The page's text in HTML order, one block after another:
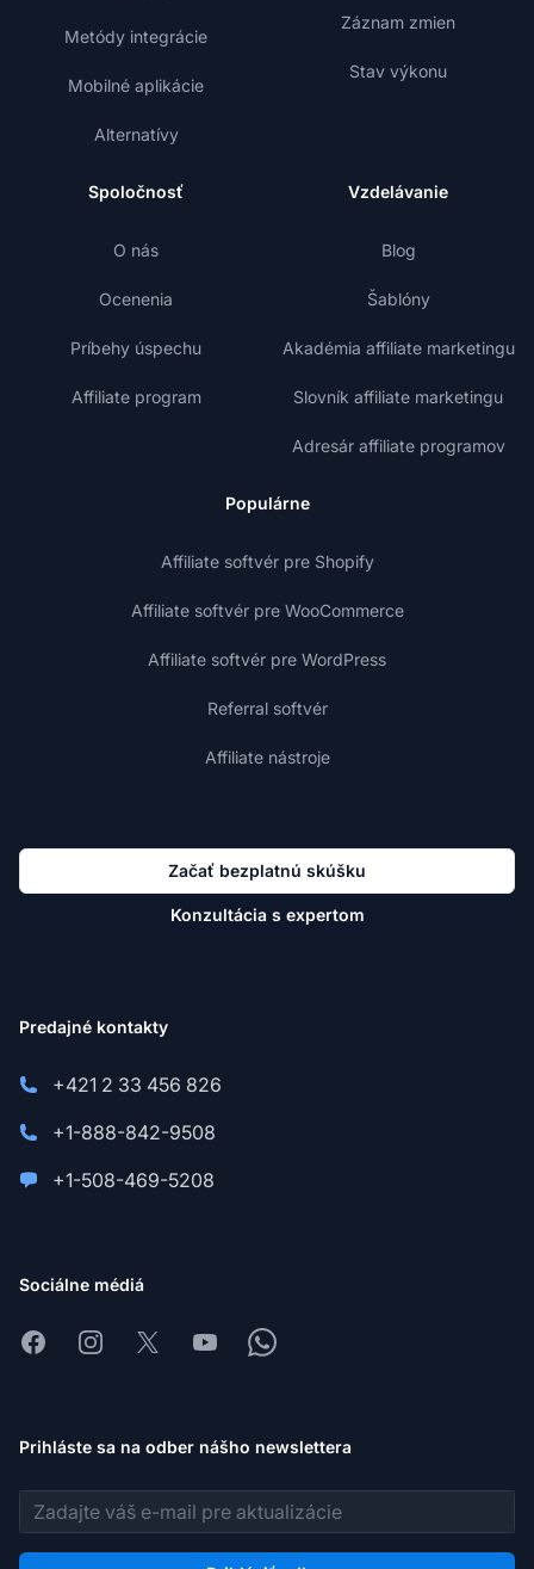
Metódy integrácie
Mobilné aplikácie
Alternatívy
Záznam zmien
Stav výkonu
Spoločnosť
O nás
Ocenenia
Príbehy úspechu
Affiliate program
Vzdelávanie
Blog
Šablóny
Akadémia affiliate marketingu
Slovník affiliate marketingu
Adresár affiliate programov
Populárne
Affiliate softvér pre Shopify
Affiliate softvér pre WooCommerce
Affiliate softvér pre WordPress
Referral softvér
Affiliate nástroje
Začať bezplatnú skúšku
Konzultácia s expertom
Predajné kontakty
+421 2 33 456 826
+1-888-842-9508
+1-508-469-5208
Sociálne médiá
FacebookInstagram
X YoutubeWhatsapp
Prihláste sa na odber nášho newslettera
E-mailová adresa